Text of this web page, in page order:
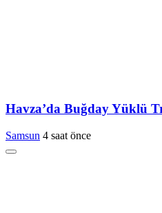
Havza’da Buğday Yüklü
Samsun 4 saat önce